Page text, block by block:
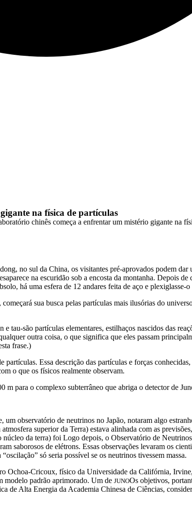
na física de partículas
no sul da China, os visitantes pré-aprovados podem
na escuridão sob a encosta da montanha. Depois
há uma esfera de 12 andares feita de aço e
sua busca pelas partículas mais ilusórias do
tau-são partículas elementares, estilhaços nascidos das
outra coisa, o que significa que eles passam
frase.)
Essa descrição das partículas e forças
o que os físicos realmente observam.
m para o complexo subterrâneo que abriga o detector de
observatório de neutrinos no Japão, notaram algo
superior da Terra) estava alinhada com as
da terra) foi Logo depois, o Observatório de
saborosos de elétrons. Essas observações levaram os
só seria possível se os neutrinos tivessem massa.
Ochoa-Cricoux, físico da Universidade da Califórnia,
modelo padrão aprimorado. Um de JUNOOs objetivos,
Alta Energia da Academia Chinesa de Ciências,